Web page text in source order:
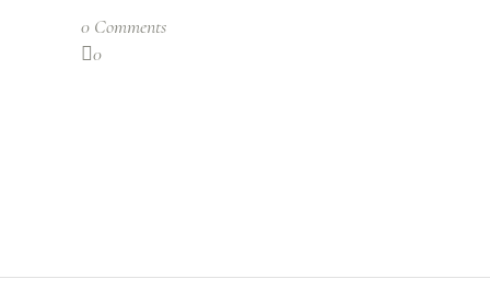
0 Comments
0